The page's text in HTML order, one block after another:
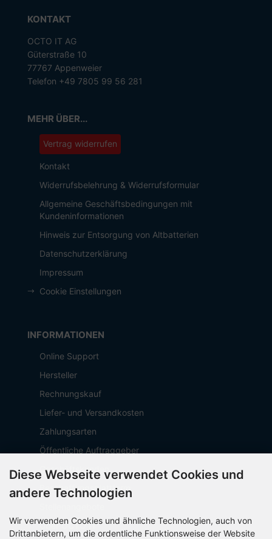
KONTAKT
OCTO IT AG
Güterstraße 10
77767 Appenweier
Telefon +49 7805 99 56 281
MEHR ÜBER...
Vertrag widerrufen
Kontakt
Widerrufsbelehrung & Widerrufsformular
Allgemeine Geschäftsbedingungen mit
Kundeninformationen
Hinweis zur Entsorgung von Altbatterien
Datenschutzerklärung
Impressum
Cookie Einstellungen
INFORMATIONEN
Online Support
Hersteller
Rechnungskauf
Liefer- und Versandkosten
Zahlungsarten
Öffentliche Auftraggeber
Geschäftskunden
Beschaffungsplattform
Über OCTO IT
Diese Webseite verwendet Cookies und
andere Technologien
Wir verwenden Cookies und ähnliche Technologien, auch von
Drittanbietern, um die ordentliche Funktionsweise der Website